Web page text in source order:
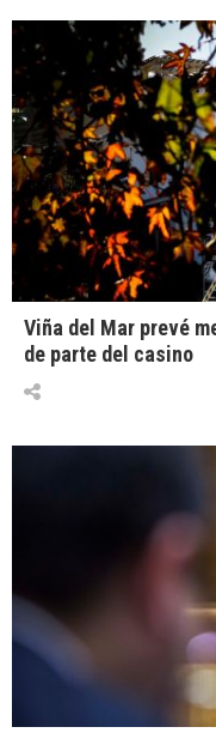
Viña del Mar prevé
de parte del casino